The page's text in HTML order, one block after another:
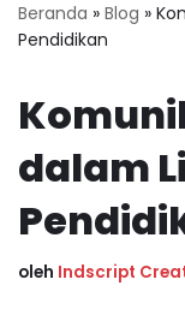
Beranda » Blog »
Pendidikan
dalam
oleh Indscript